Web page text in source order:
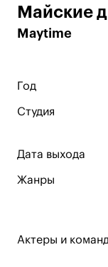
Майские
Maytime
Год
Студия
Дата выхода
Жанры
Актеры и